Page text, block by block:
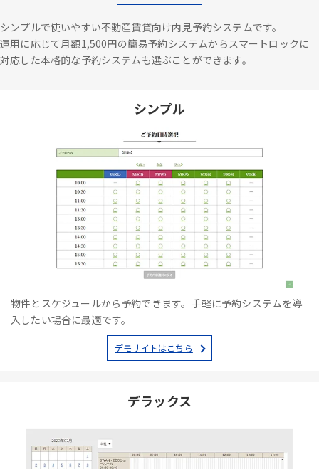
シンプルで使いやすい不動産賃貸向け内見予約システムです。
運用に応じて月額1,500円の簡易予約システムからスマートロックに
対応した本格的な予約システムも選ぶことができます。
シンプル
物件とスケジュールから予約できます。手軽に予約システムを導
入したい場合に最適です。
デモサイトはこちら
デラックス